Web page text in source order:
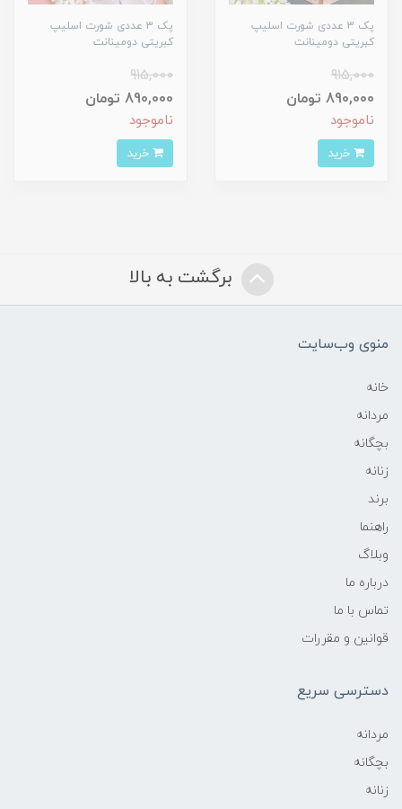
پک 3 عددی شورت اسلیپ
کبریتی دومینانت
915,000
890,000 تومان
ناموجود
پک 3 عددی شورت اسلیپ
کبریتی دومینانت
915,000
890,000 تومان
ناموجود
برگشت به بالا
منوی وب‌سایت
خانه
مردانه
بچگانه
زنانه
برند
راهنما
وبلاگ
درباره ما
تماس با ما
قوانین و مقررات
دسترسی سریع
مردانه
بچگانه
زنانه